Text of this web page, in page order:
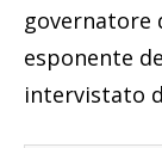
governatore
esponente
intervistato